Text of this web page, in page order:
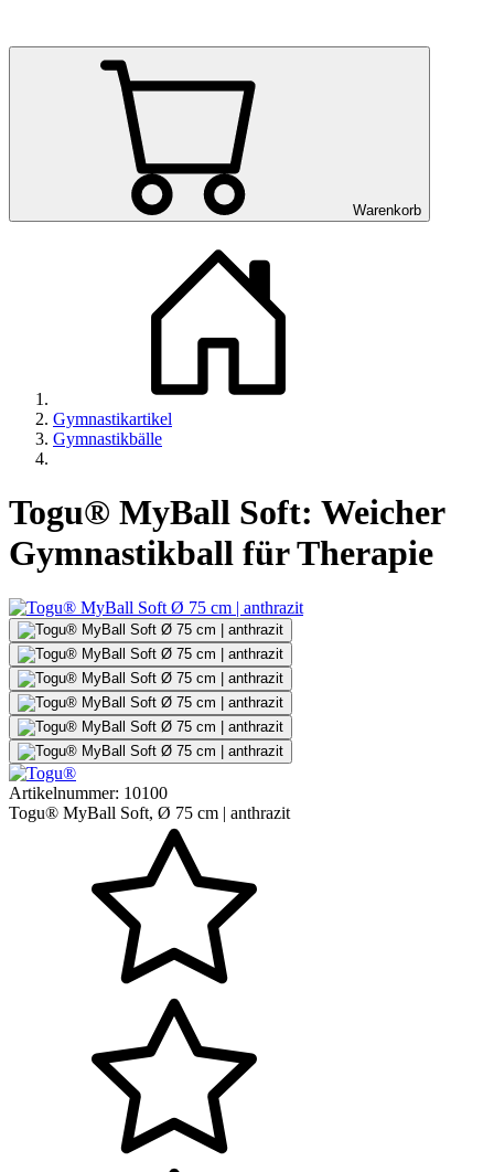
Warenkorb
Gymnastikartikel
Gymnastikbälle
Togu® MyBall Soft: Weicher
Gymnastikball für Therapie
Artikelnummer: 10100
Togu® MyBall Soft, Ø 75 cm | anthrazit